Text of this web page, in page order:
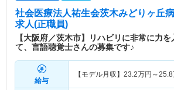
社会医療法人祐生会茨木みどりヶ丘
求人(正職員)
【大阪府／茨木市】リハビリに非常に力
て、言語聴覚士さんの募集です♪
給与
【モデル月収】 23.2万円～25.8